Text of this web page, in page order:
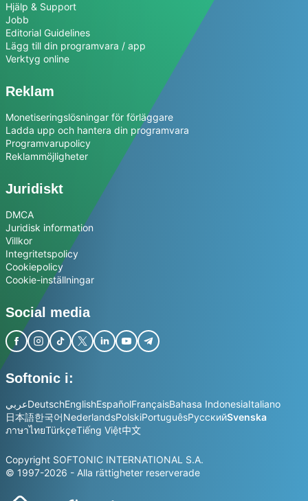
Hjälp & Support
Jobb
Editorial Guidelines
Lägg till din programvara / app
Verktyg online
Reklam
Monetiseringslösningar för förläggare
Ladda upp och hantera din programvara
Programvarupolicy
Reklammöjligheter
Juridiskt
DMCA
Juridisk information
Villkor
Integritetspolicy
Cookiepolicy
Cookie-inställningar
Social media
Softonic i:
عربيDeutschEnglishEspañolFrançaisBahasa IndonesiaItaliano
日本語한국어NederlandsPolskiPortuguêsРусскийSvenska
ภาษาไทยTürkçeTiếng Việt中文
Copyright SOFTONIC INTERNATIONAL S.A.
© 1997-2026 - Alla rättigheter reserverade